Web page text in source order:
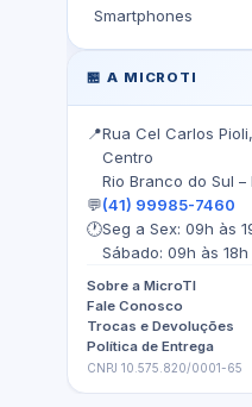
Smartphones
🏪 A MICROTI
📍Rua Cel Carlos
Centro
Rio Branco do Sul –
💬(41) 99985-7460
🕐Seg a Sex: 09h às
Sábado: 09h às 18h
Sobre a MicroTI
Fale Conosco
Trocas e Devoluções
Política de Entrega
CNPJ 10.575.820/0001-65